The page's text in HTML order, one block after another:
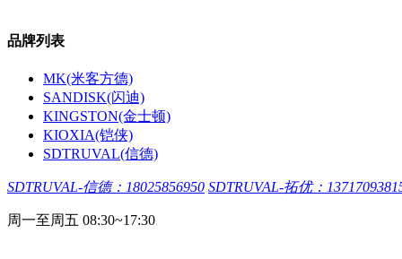
品牌列表
MK(米客方德)
SANDISK(闪迪)
KINGSTON(金士顿)
KIOXIA(铠侠)
SDTRUVAL(信德)
SDTRUVAL-信德：18025856950 SDTRUVAL-拓优：
周一至周五 08:30~17:30